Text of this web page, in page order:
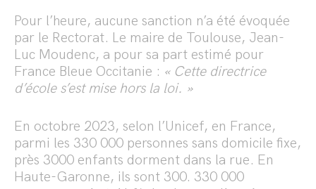
Pour l’heure, aucune sanction n’a été évoquée
par le Rectorat. Le maire de Toulouse, Jean-
Luc Moudenc, a pour sa part estimé pour
France Bleue Occitanie : « Cette directrice
d’école s’est mise hors la loi. »
En octobre 2023, selon l’Unicef, en France,
parmi les 330 000 personnes sans domicile fixe,
près 3000 enfants dorment dans la rue. En
Haute-Garonne, ils sont 300. 330 000